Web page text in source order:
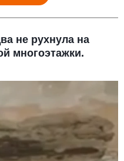
не рухнула на
многоэтажки.